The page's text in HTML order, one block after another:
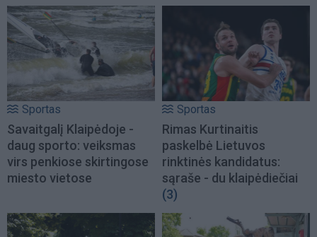
Sportas
Savaitgalį Klaipėdoje -
daug sporto: veiksmas
virs penkiose skirtingose
miesto vietose
Sportas
Rimas Kurtinaitis
paskelbė Lietuvos
rinktinės kandidatus:
sąraše - du klaipėdiečiai
(3)